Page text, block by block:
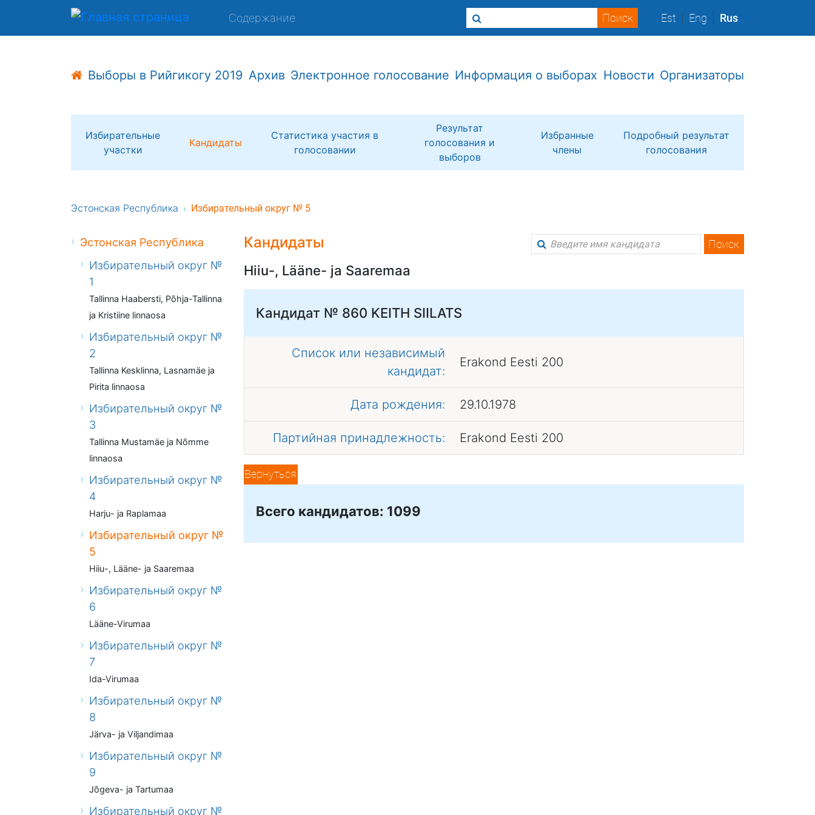
Содержание Est Eng Rus
Выборы в Рийгикогу 2019 Архив Электронное голосование Информация о выборах Новости Организаторы
Избирательные
участки
Кандидаты
Статистика участия в
голосовании
Результат
голосования и
выборов
Избранные
члены
Подробный результат
голосования
Эстонская Республика Избирательный округ № 5
Эстонская Республика
Избирательный округ №
1
Tallinna Haabersti, Põhja-Tallinna
ja Kristiine linnaosa
Избирательный округ №
2
Tallinna Kesklinna, Lasnamäe ja
Pirita linnaosa
Избирательный округ №
3
Tallinna Mustamäe ja Nõmme
linnaosa
Избирательный округ №
4
Harju- ja Raplamaa
Избирательный округ №
5
Hiiu-, Lääne- ja Saaremaa
Избирательный округ №
6
Lääne-Virumaa
Избирательный округ №
7
Ida-Virumaa
Избирательный округ №
8
Järva- ja Viljandimaa
Избирательный округ №
9
Jõgeva- ja Tartumaa
Избирательный округ №
Кандидаты Поиск
Hiiu-, Lääne- ja Saaremaa
Кандидат № 860 KEITH SIILATS
Список или независимый
кандидат:
Erakond Eesti 200
Дата рождения: 29.10.1978
Партийная принадлежность: Erakond Eesti 200
Вернуться
Всего кандидатов: 1099